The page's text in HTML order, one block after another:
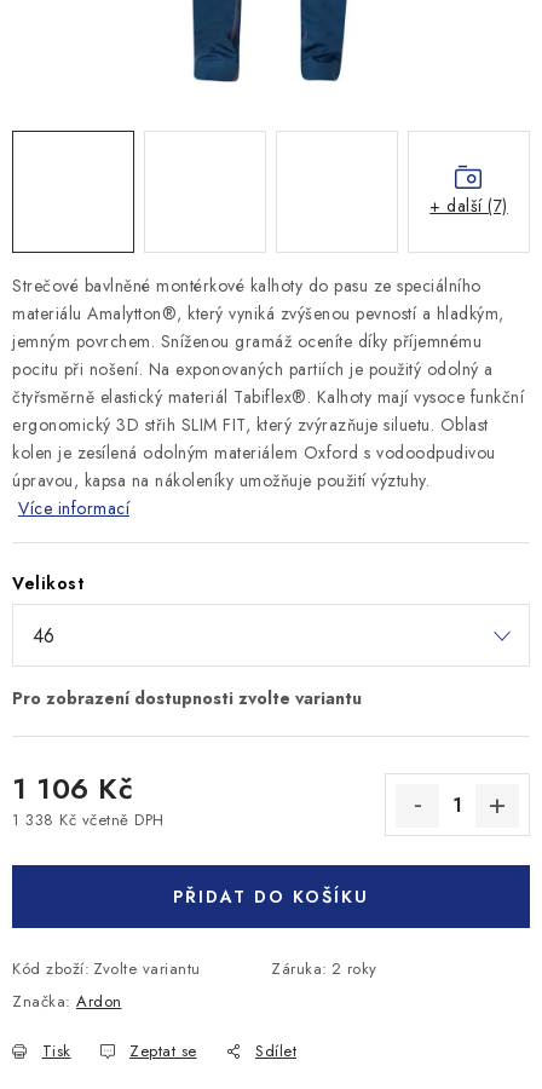
Velkoobchod O nás Kontakty
Náhradní plnění
Strečové bavlněné montérkové kalhoty do pasu ze speciálního
materiálu Amalytton®, který vyniká zvýšenou pevností a hladkým,
jemným povrchem. Sníženou gramáž oceníte díky příjemnému
pocitu při nošení. Na exponovaných partiích je použitý odolný a
čtyřsměrně elastický materiál Tabiflex®. Kalhoty mají vysoce funkční
ergonomický 3D střih SLIM FIT, který zvýrazňuje siluetu. Oblast
kolen je zesílená odolným materiálem Oxford s vodoodpudivou
úpravou, kapsa na nákoleníky umožňuje použití výztuhy.
Více informací
Velikost
1 106 Kč
1 338 Kč včetně DPH
PŘIDAT DO KOŠÍKU
Kód zboží: Zvolte variantu Záruka: 2 roky
Značka: Ardon
Tisk Zeptat se Sdílet
+ další (7)